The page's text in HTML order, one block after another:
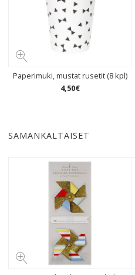
Paperimuki, mustat rusetit (8 kpl)
4,50€
SAMANKALTAISET